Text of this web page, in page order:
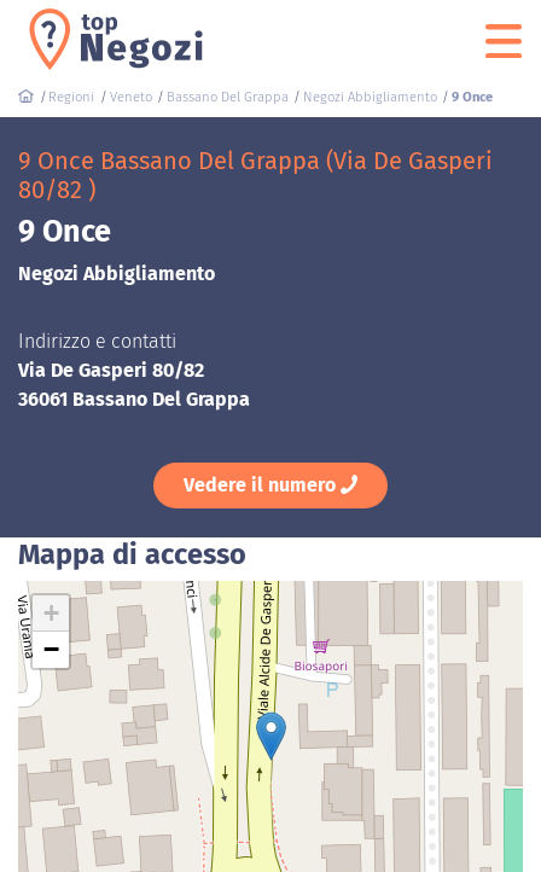
Regioni Veneto Bassano Del Grappa Negozi Abbigliamento 9 Once
9 Once Bassano Del Grappa (Via De Gasperi
80/82 )
9 Once
Negozi Abbigliamento
Indirizzo e contatti
Via De Gasperi 80/82
36061 Bassano Del Grappa
Vedere il numero
Mappa di accesso
+
−